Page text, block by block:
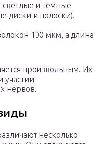
светлые и темные
диски и полоски).
100 мкм, а длина
произвольным. Их
участии
нервов.
несколько